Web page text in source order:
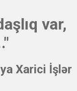
var,
Xarici İşlər